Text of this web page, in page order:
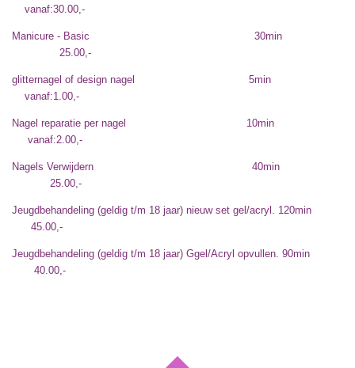
vanaf:30.00,-
Manicure - Basic 30min
25.00,-
glitternagel of design nagel 5min
vanaf:1.00,-
Nagel reparatie per nagel 10min
vanaf:2.00,-
Nagels Verwijdern 40min
25.00,-
Jeugdbehandeling (geldig t/m 18 jaar) nieuw set gel/acryl. 120min
45.00,-
Jeugdbehandeling (geldig t/m 18 jaar) Ggel/Acryl opvullen. 90min
40.00,-